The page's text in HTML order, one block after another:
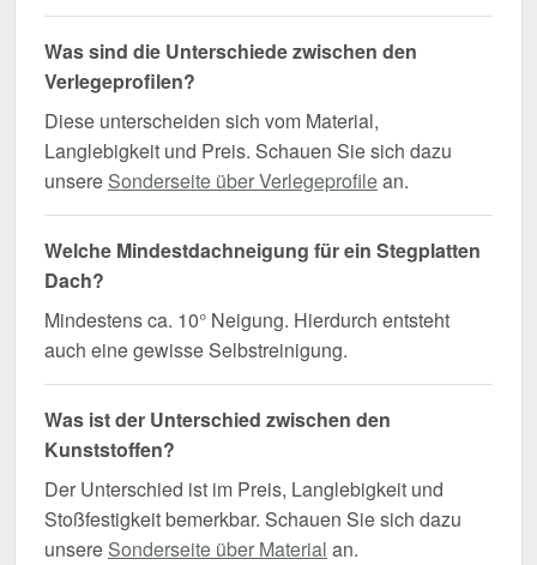
Was sind die Unterschiede zwischen den
Verlegeprofilen?
Diese unterscheiden sich vom Material,
Langlebigkeit und Preis. Schauen Sie sich dazu
unsere Sonderseite über Verlegeprofilean.
Welche Mindestdachneigung für ein Stegplatten
Dach?
Mindestens ca. 10° Neigung. Hierdurch entsteht
auch eine gewisse Selbstreinigung.
Was ist der Unterschied zwischen den
Kunststoffen?
Der Unterschied ist im Preis, Langlebigkeit und
Stoßfestigkeit bemerkbar. Schauen Sie sich dazu
unsere Sonderseite über Material an.